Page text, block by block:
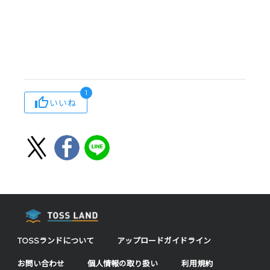
いいね
1
TOSSランドについて アップロードガイドライン
お問い合わせ 個人情報の取り扱い 利用規約